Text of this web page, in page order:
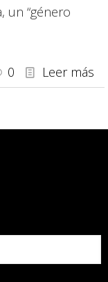
un “género
0 Leer más